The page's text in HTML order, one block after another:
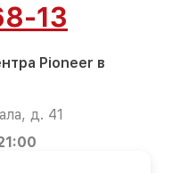
13
Pioneer в
д. 41